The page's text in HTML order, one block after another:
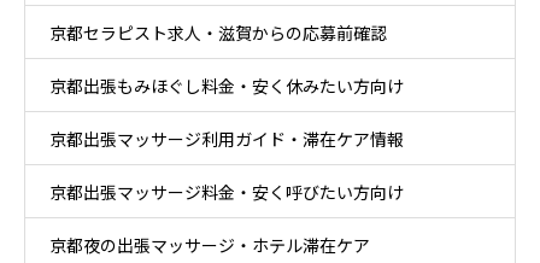
京都セラピスト求人・滋賀からの応募前確認
京都出張もみほぐし料金・安く休みたい方向け
京都出張マッサージ利用ガイド・滞在ケア情報
京都出張マッサージ料金・安く呼びたい方向け
京都夜の出張マッサージ・ホテル滞在ケア